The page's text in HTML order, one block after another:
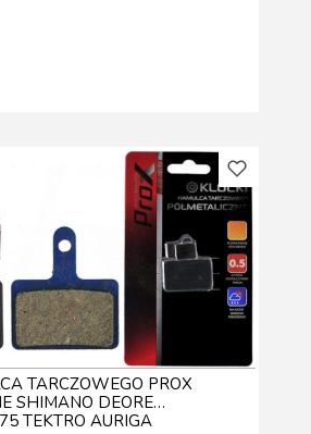
TARCZOWEGO PROX
SHIMANO DEORE
TEKTRO AURIGA